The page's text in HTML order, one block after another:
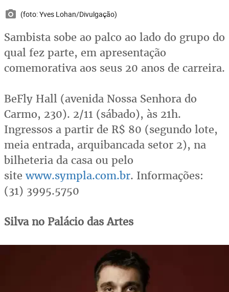
(foto: Yves Lohan/Divulgação)
Sambista sobe ao palco ao lado do grupo do
qual fez parte, em apresentação
comemorativa aos seus 20 anos de carreira.
BeFly Hall (avenida Nossa Senhora do
Carmo, 230). 2/11 (sábado), às 21h.
Ingressos a partir de R$ 80 (segundo lote,
meia entrada, arquibancada setor 2), na
bilheteria da casa ou pelo
sitewww.sympla.com.br. Informações:
(31) 3995.5750
Silva no Palácio das Artes